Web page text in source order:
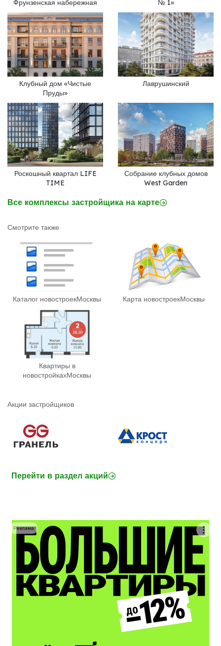
Фрунзенская набережная № 1»
Клубный дом «Чистые
Пруды»
Лаврушинский
Роскошный квартал LIFE
TIME
Собрание клубных домов
West Garden
Все комплексы застройщика на карте
Смотрите также
Каталог новостроекМосквы Карта новостроекМосквы
Квартиры в
новостройкахМосквы
Акции застройщиков
Перейти в раздел акций
Реклама